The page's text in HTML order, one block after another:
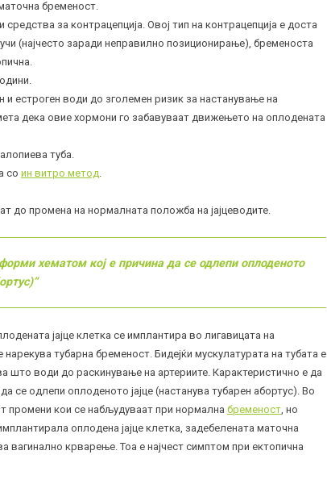
бременост.
за контрацепција. Овој тип на контрацепција е доста
(најчесто заради неправилно позиционирање), бременоста
и естроген води до зголемен ризик за настанување на
дека овие хормони го забавуваат движењето на оплодената
туба.
со ин витро метод.
до промена на нормалната положба на јајцеводите.
хематом кој е причина да се одлепи оплоденото
јајце клетка се имплантира во лигавицата на
тубарна бременост. Бидејќи мускулатурата на тубата е
што води до раскинување на артериите. Карактеристично е да
се одлепи оплоденото јајце (настанува тубарен абортус). Во
промени кои се набљудуваат при нормална бременост, но
оплодена јајце клетка, задебелената маточна
вагинално крварење. Тоа е најчест симптом при ектопична